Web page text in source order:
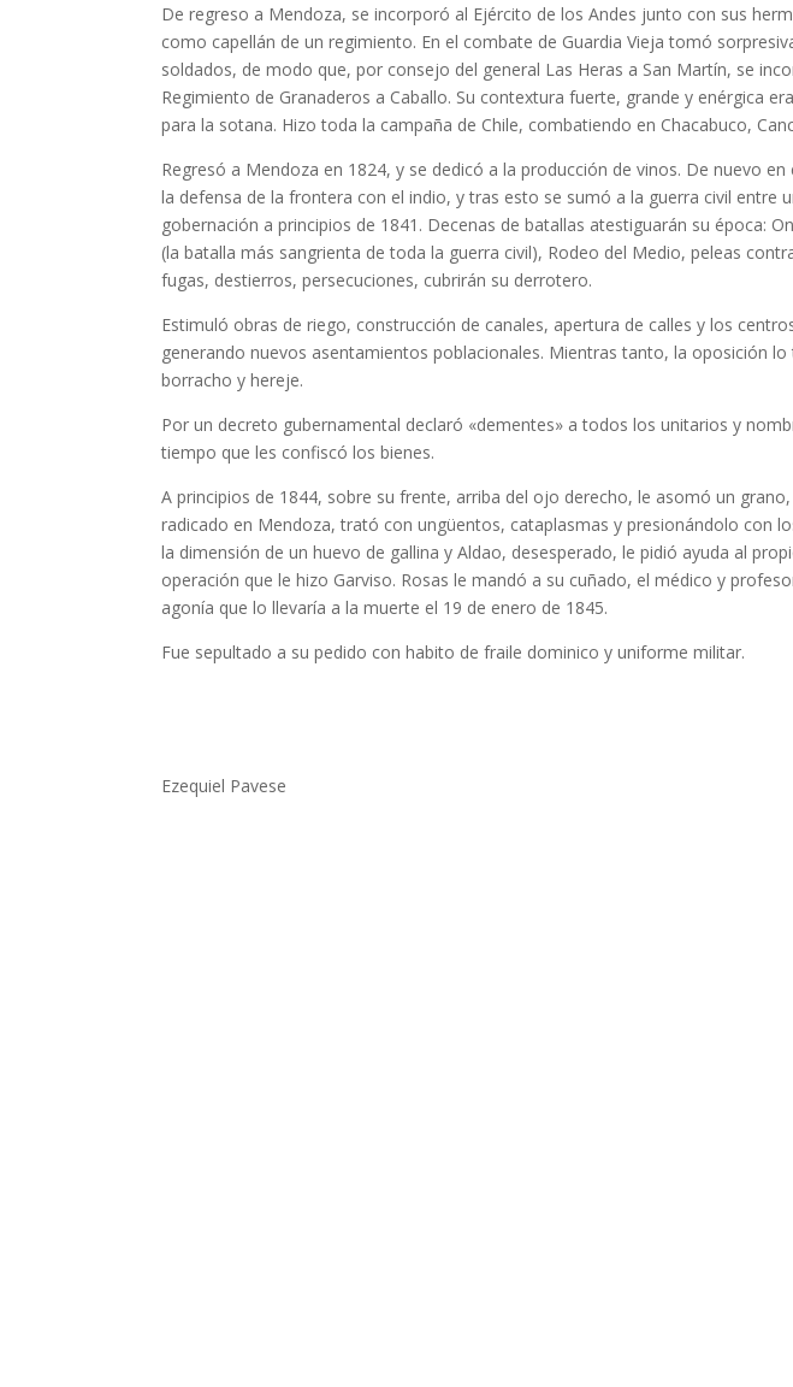
De regreso a Mendoza, se incorporó al Ejército de los Andes junto con sus
como capellán de un regimiento. En el combate de Guardia Vieja tomó
soldados, de modo que, por consejo del general Las Heras a San Martín, se
Regimiento de Granaderos a Caballo. Su contextura fuerte, grande y enérgica
para la sotana. Hizo toda la campaña de Chile, combatiendo en Chacabuco,
Regresó a Mendoza en 1824, y se dedicó a la producción de vinos. De nuevo
la defensa de la frontera con el indio, y tras esto se sumó a la guerra civil entre
gobernación a principios de 1841. Decenas de batallas atestiguarán su época:
(la batalla más sangrienta de toda la guerra civil), Rodeo del Medio, peleas
fugas, destierros, persecuciones, cubrirán su derrotero.
Estimuló obras de riego, construcción de canales, apertura de calles y los
generando nuevos asentamientos poblacionales. Mientras tanto, la oposición
borracho y hereje.
Por un decreto gubernamental declaró «dementes» a todos los unitarios y
tiempo que les confiscó los bienes.
A principios de 1844, sobre su frente, arriba del ojo derecho, le asomó un
radicado en Mendoza, trató con ungüentos, cataplasmas y presionándolo con
la dimensión de un huevo de gallina y Aldao, desesperado, le pidió ayuda al
operación que le hizo Garviso. Rosas le mandó a su cuñado, el médico y
agonía que lo llevaría a la muerte el 19 de enero de 1845.
Fue sepultado a su pedido con habito de fraile dominico y uniforme militar.
Ezequiel Pavese